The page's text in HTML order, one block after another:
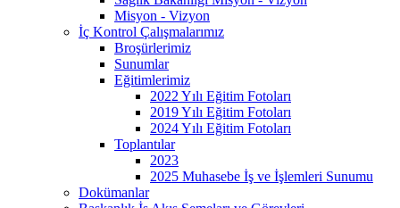
Misyon - Vizyon
İç Kontrol Çalışmalarımız
Broşürlerimiz
Sunumlar
Eğitimlerimiz
2022 Yılı Eğitim Fotoları
2019 Yılı Eğitim Fotoları
2024 Yılı Eğitim Fotoları
Toplantılar
2023
2025 Muhasebe İş ve İşlemleri Sunumu
Dokümanlar